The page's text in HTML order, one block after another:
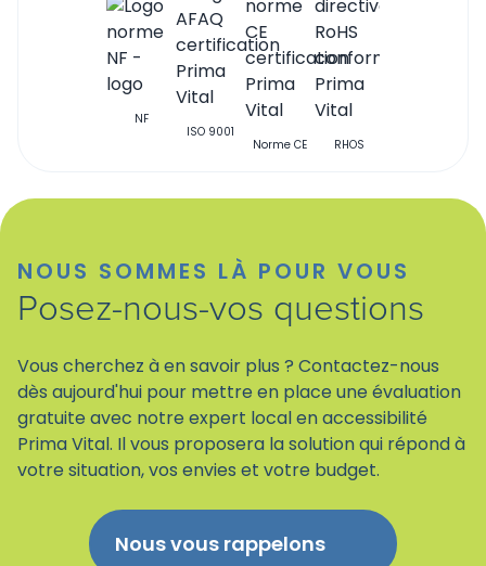
NF
ISO 9001
Norme CE
RHOS
NOUS SOMMES LÀ POUR VOUS
Posez-nous-vos questions
Vous cherchez à en savoir plus ? Contactez-nous
dès aujourd'hui pour mettre en place une évaluation
gratuite avec notre expert local en accessibilité
Prima Vital. Il vous proposera la solution qui répond à
votre situation, vos envies et votre budget.
Nous vous rappelons